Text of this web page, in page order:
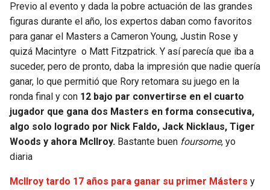
PANTHERS
SAINTS
BUCCANEERS
JAZZ
Previo al evento y dada la pobre actuación de las grandes
figuras durante el año, los expertos daban como favoritos
para ganar el Masters a Cameron Young, Justin Rose y
quizá Macintyre o Matt Fitzpatrick. Y así parecía que iba a
suceder, pero de pronto, daba la impresión que nadie quería
ganar, lo que permitió que Rory retomara su juego en la
ronda final y con 12 bajo par convertirse en el cuarto
jugador que gana dos Masters en forma consecutiva,
algo solo logrado por Nick Faldo, Jack Nicklaus, Tiger
Woods y ahora McIlroy. Bastante buen foursome, yo
diaria
McIlroy tardo 17 años para ganar su primer Másters y